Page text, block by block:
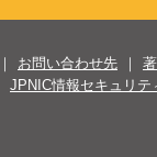
お問い合わせ先
JPNIC情報セキュリテ